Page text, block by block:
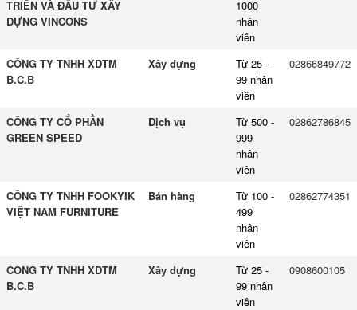
TRIỂN VÀ ĐẦU TƯ XÂY
DỰNG VINCONS
1000
nhân
viên
CÔNG TY TNHH XDTM
B.C.B
Xây dựng
Từ 25 -
99 nhân
viên
02866849772
CÔNG TY CỔ PHẦN
GREEN SPEED
Dịch vụ
Từ 500 -
999
nhân
viên
02862786845
CÔNG TY TNHH FOOKYIK
VIỆT NAM FURNITURE
Bán hàng
Từ 100 -
499
nhân
viên
02862774351
CÔNG TY TNHH XDTM
B.C.B
Xây dựng
Từ 25 -
99 nhân
viên
0908600105